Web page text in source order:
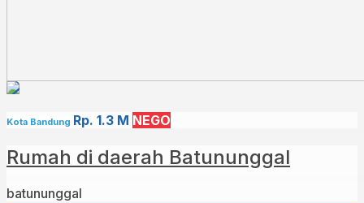
Kota Bandung Rp. 1.3 M NEGO
Rumah di daerah Batununggal
batununggal